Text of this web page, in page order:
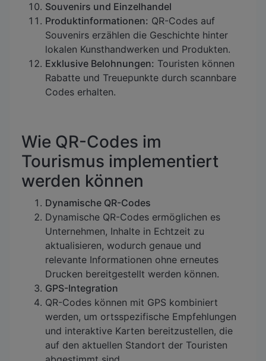
Souvenirs und Einzelhandel
Produktinformationen: QR-Codes auf
Souvenirs erzählen die Geschichte hinter
lokalen Kunsthandwerken und Produkten.
Exklusive Belohnungen: Touristen können
Rabatte und Treuepunkte durch scannbare
Codes erhalten.
Wie QR-Codes im
Tourismus implementiert
werden können
Dynamische QR-Codes
Dynamische QR-Codes ermöglichen es
Unternehmen, Inhalte in Echtzeit zu
aktualisieren, wodurch genaue und
relevante Informationen ohne erneutes
Drucken bereitgestellt werden können.
GPS-Integration
QR-Codes können mit GPS kombiniert
werden, um ortsspezifische Empfehlungen
und interaktive Karten bereitzustellen, die
auf den aktuellen Standort der Touristen